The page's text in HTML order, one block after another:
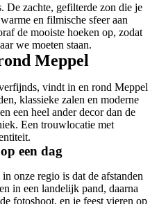
De zachte, gefilterde zon die je
en filmische sfeer aan
de mooiste hoeken op, zodat
we moeten staan.
Meppel
vindt in en rond Meppel
klassieke zalen en moderne
een heel ander decor dan de
Een trouwlocatie met
een dag
onze regio is dat de afstanden
in een landelijk pand, daarna
fotoshoot, en je feest vieren op